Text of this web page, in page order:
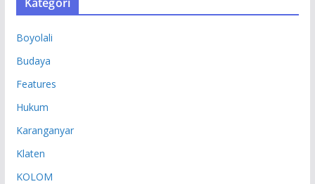
Boyolali
Budaya
Features
Hukum
Karanganyar
Klaten
KOLOM